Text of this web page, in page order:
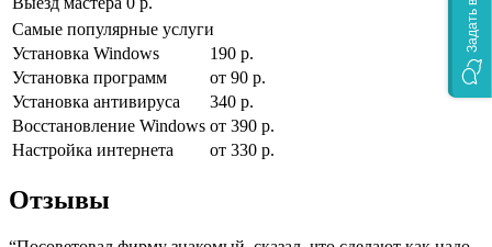
Самые популярные услуги
Установка Windows
190 р.
Установка программ
от 90 р.
Установка антивируса
340 р.
Восстановление Windows от 390 р.
Настройка интернета
от 330 р.
Отзывы